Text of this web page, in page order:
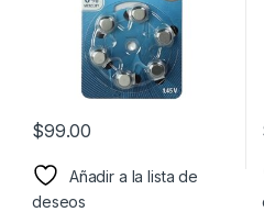
$99.00
Añadir a la lista de
deseos